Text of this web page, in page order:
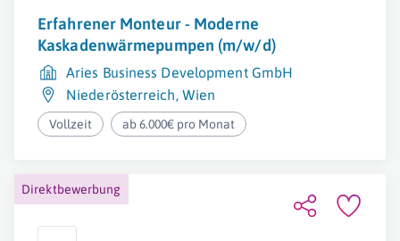
Erfahrener Monteur - Moderne
Kaskadenwärmepumpen (m/w/d)
Aries Business Development GmbH
Niederösterreich, Wien
Vollzeit ab 6.000€ pro Monat
Direktbewerbung